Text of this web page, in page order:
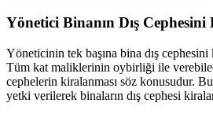
Yönetici Binanın Dış
Yöneticinin tek başına bina dış
Tüm kat maliklerinin oybirliği ile
cephelerin kiralanması söz konusudur.
yetki verilerek binaların dış cephesi